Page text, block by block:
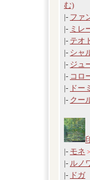
む)
|- ファ
|- ミレ
|- テオ
|- シャ
|- ジュ
|- コロ
|- ドー
|- クー
|- モネ
|- ルノ
|- ドガ